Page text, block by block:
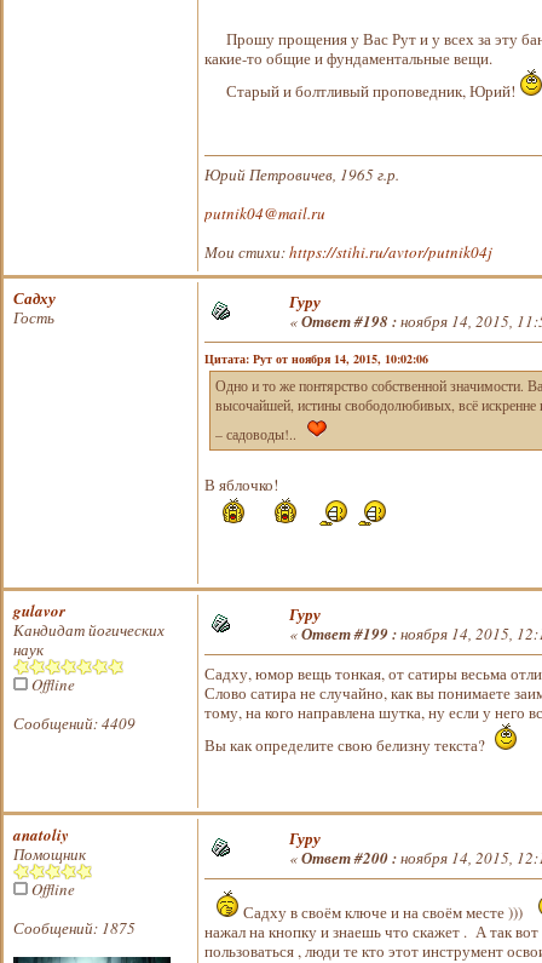
Прошу прощения у Вас Рут и у всех за эту
какие-то общие и фундаментальные вещи.
Старый и болтливый проповедник, Юрий!
Юрий Петровичев, 1965 г.р.
putnik04@mail.ru
Мои стихи:https://stihi.ru/avtor/putnik04j
Садху
Гость
Гуру
«Ответ #198 :ноября 14, 2015,
Цитата: Рут от ноября 14, 2015, 10:02:06
Одно и то же понтярство собственной значимости.
высочайшей, истины свободолюбивых, всё искренне
– садоводы!..
В яблочко!
gulavor
Кандидат йогических
наук
Offline
Сообщений: 4409
Гуру
«Ответ #199 :ноября 14, 2015,
Садху, юмор вещь тонкая, от сатиры весьма
Слово сатира не случайно, как вы понимаете
тому, на кого направлена шутка, ну если у него
Вы как определите свою белизну текста?
anatoliy
Помощник
Offline
Сообщений: 1875
Гуру
«Ответ #200 :ноября 14, 2015,
Садху в своём ключе и на своём месте )))
нажал на кнопку и знаешь что скажет . А так вот
пользоваться , люди те кто этот инструмент